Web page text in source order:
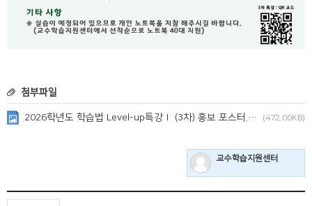
첨부파일
(472.00KB)
2026학년도 학습법 Level-up특강Ⅰ (3차) 홍보 포스터.png
교수학습지원센터